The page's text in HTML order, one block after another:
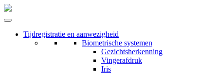
Tijdregistratie en aanwezigheid
Biometrische systemen
Gezichtsherkenning
Vingerafdruk
Iris